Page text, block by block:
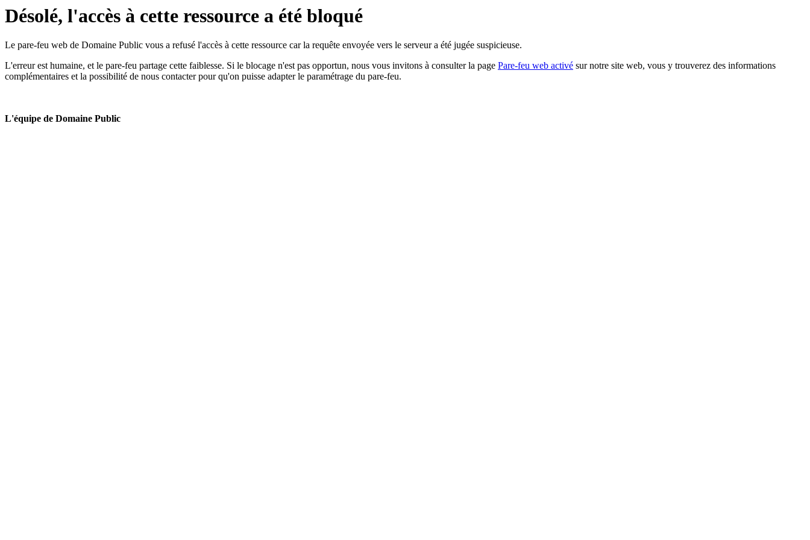
Désolé, l'accès à cette ressource a été bloqué
Le pare-feu web de Domaine Public vous a refusé l'accès à cette ressource car la requête envoyée vers le serveur a été jugée suspicieuse.
L'erreur est humaine, et le pare-feu partage cette faiblesse. Si le blocage n'est pas opportun, nous vous invitons à consulter la page Pare-feu web activé sur notre site web, vous y trouverez des informations
complémentaires et la possibilité de nous contacter pour qu'on puisse adapter le paramétrage du pare-feu.
L'équipe de Domaine Public